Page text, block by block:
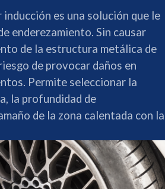
es una solución que le
enderezamiento. Sin causar
de la estructura metálica de
de provocar daños en
Permite seleccionar la
la profundidad de
de la zona calentada con la